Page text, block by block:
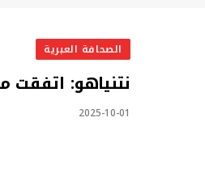
الصحافة العبرية
نتنياهو:
2025-10-01